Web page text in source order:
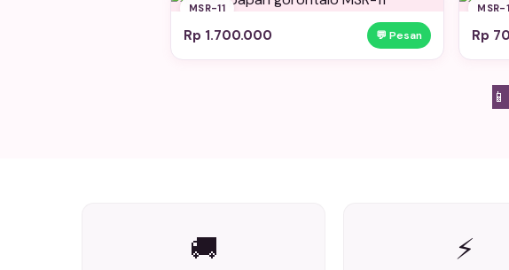
MSR-11
Rp 1.700.000 💬 Pesan
MSR-
Rp
🚚 ⚡